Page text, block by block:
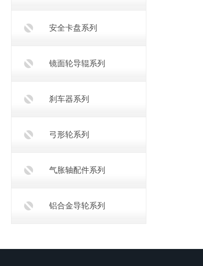
安全卡盘系列
镜面轮导辊系列
刹车器系列
弓形轮系列
气胀轴配件系列
铝合金导轮系列